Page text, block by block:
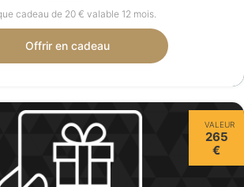
cadeau de 20 € valable 12 mois.
Offrir en cadeau
VALEUR
265
€